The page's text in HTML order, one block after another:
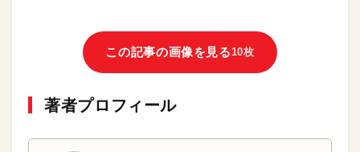
この記事の画像を見る 10枚
著者プロフィール